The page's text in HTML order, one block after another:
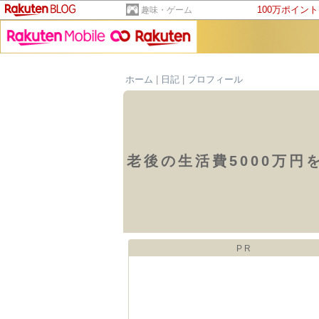
趣味・ゲーム 100万ポイン
ホーム 日記 プロフィール
老後の生活費5000万円
PR